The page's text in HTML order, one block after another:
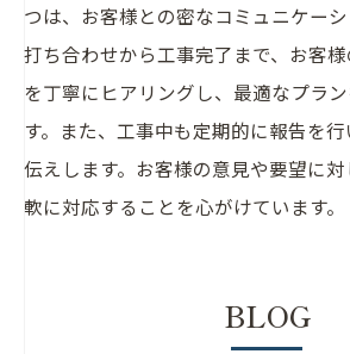
つは、お客様との密なコミュニケー
打ち合わせから工事完了まで、お客
を丁寧にヒアリングし、最適なプラ
す。また、工事中も定期的に報告を
伝えします。お客様の意見や要望に
軟に対応することを心がけています。
BLOG